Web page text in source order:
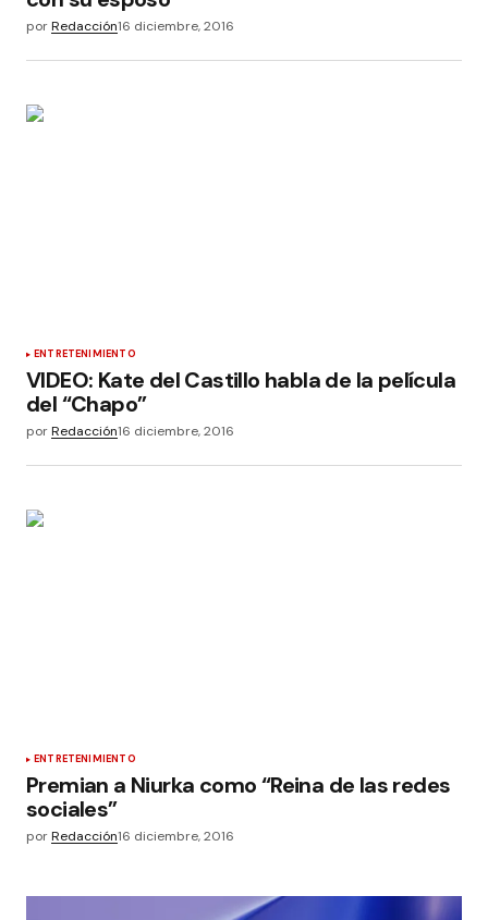
porRedacción16 diciembre, 2016
ENTRETENIMIENTO
VIDEO: Kate del Castillo habla de la película
del “Chapo”
porRedacción16 diciembre, 2016
ENTRETENIMIENTO
Premian a Niurka como “Reina de las redes
sociales”
porRedacción16 diciembre, 2016